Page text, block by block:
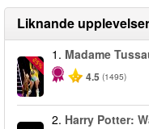
Liknande upplevelser
-25%
1. Madame
4.5 (1495)
2. Harry Potter: